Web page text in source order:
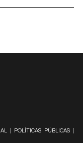
| POLÍTICAS PÚBLICAS |